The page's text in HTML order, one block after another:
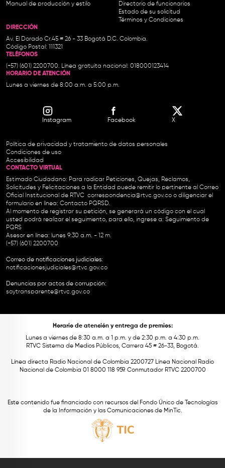
Manual de producción y estilo
Directorio de funcionarios
Estado de su solicitud
Términos y Condiciones
DIRECCIÓN
Av. El Dorado Cr.45 # 26 - 33 Bogotá D.C. Colombia.
Código Postal: 111321
TELÉFONOS
(+57) (601) 2200700. Línea gratuita nacional: 018000123414
HORARIO DE ATENCIÓN
Lunes a viernes de 8:00 a.m. a 5:00 p.m.
Instagram Facebook X
Política de privacidad y tratamiento de datos personales
Condiciones de uso
Accesibilidad
CONTACTO VIRTUAL
Estimado Ciudadano: Para radicar Peticiones, Quejas, Reclamos,
Solicitudes y Felicitaciones a la Entidad puede remitir lo pertinente al Correo
Oficial Institucional de RTVC correspondencia@rtvc.gov.co o diligenciar el
formulario en línea: Contacto PQRSD.
Al momento de registrar su petición, se generará un código con el cual
usted podrá realizar el seguimiento, para ello, ingrese a: Seguimiento de
PQRS
Asesor en línea: lunes 9:30 a.m. - 12 m.
(+57) (601) 2200700
Correo de notificaciones judiciales:
notificacionesjudiciales@rtvc.gov.co
Denuncias por actos de corrupción:
soytransparente@rtvc.gov.co
Horario de atención y entrega de premios:
Lunes a viernes de 8:30 a.m. a 1 p.m. y de 2:30 p.m. a 4:30 p.m.
RTVC Sistema de Medios Públicos, Carrera 45 # 26-33, Bogotá.
Línea directa Radio Nacional de Colombia 2200727 Línea Nacional Radio
Nacional de Colombia 01 8000 118 959. Conmutador RTVC 2200700
Este contenido fue financiado con recursos del Fondo Único de Tecnologías
de la Información y las Comunicaciones de MinTic.